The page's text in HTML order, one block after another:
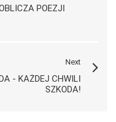
POEZJI
Next
- KAŻDEJ CHWILI
SZKODA!